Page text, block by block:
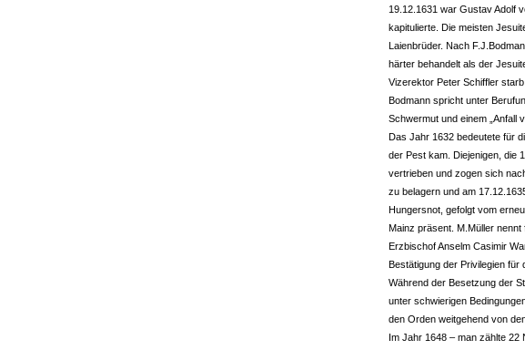
19.12.1631 war Gustav Adolf
kapitulierte. Die meisten
Laienbrüder. Nach
härter behandelt als der
Vizerektor Peter Schiffler
Bodmann spricht unter
Schwermut und einem „Anfall
Das Jahr 1632 bedeutete für
der Pest kam. Diejenigen, die
vertrieben und zogen sich
zu belagern und am
Hungersnot, gefolgt vom
Mainz präsent. M.Müller
Erzbischof Anselm Casimir
Bestätigung der Privilegien für
Während der Besetzung der
unter schwierigen
den Orden weitgehend von
Im Jahr 1648 – man zählte